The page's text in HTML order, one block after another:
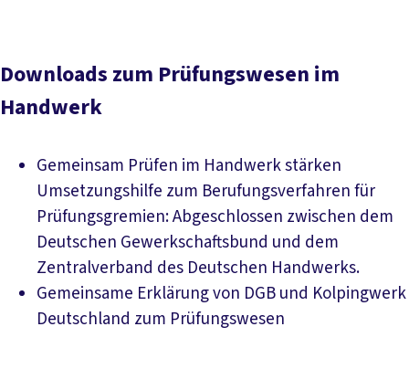
Downloads zum Prüfungswesen im
Handwerk
Gemeinsam Prüfen im Handwerk stärken
Umsetzungshilfe zum Berufungsverfahren für
Prüfungsgremien: Abgeschlossen zwischen dem
Deutschen Gewerkschaftsbund und dem
Zentralverband des Deutschen Handwerks.
Gemeinsame Erklärung von DGB und Kolpingwerk
Deutschland zum Prüfungswesen